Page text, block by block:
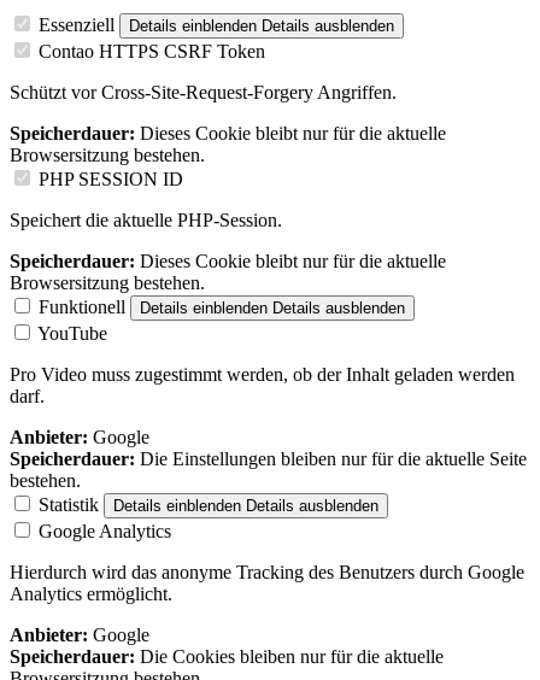
Essenziell Details einblenden Details ausblenden
Contao HTTPS CSRF Token
Schützt vor Cross-Site-Request-Forgery Angriffen.
Speicherdauer: Dieses Cookie bleibt nur für die aktuelle
Browsersitzung bestehen.
PHP SESSION ID
Speichert die aktuelle PHP-Session.
Speicherdauer: Dieses Cookie bleibt nur für die aktuelle
Browsersitzung bestehen.
Funktionell
Details einblenden Details ausblenden
YouTube
Pro Video muss zugestimmt werden, ob der Inhalt geladen werden
darf.
Anbieter: Google
Speicherdauer: Die Einstellungen bleiben nur für die aktuelle Seite
bestehen.
Statistik
Details einblenden Details ausblenden
Google Analytics
Hierdurch wird das anonyme Tracking des Benutzers durch Google
Analytics ermöglicht.
Anbieter: Google
Speicherdauer: Die Cookies bleiben nur für die aktuelle